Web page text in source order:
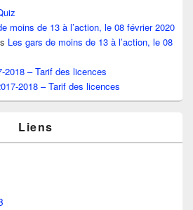
moins de 13 à l’action, le 08 février 2020
Les gars de moins de 13 à l’action, le 08
2018 – Tarif des licences
2018 – Tarif des licences
Liens